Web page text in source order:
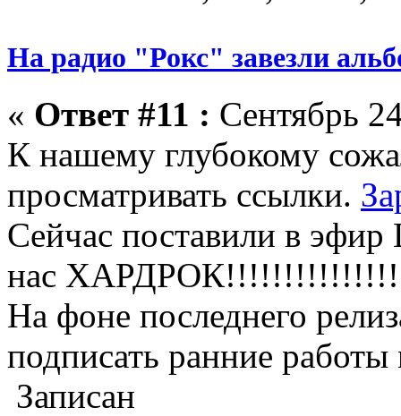
На радио "Рокс" завезли
« Ответ #11 : Сентябрь
К нашему глубокому
просматривать ссылки.
Сейчас поставили в
нас
На фоне последнего
подписать ранние
Записан